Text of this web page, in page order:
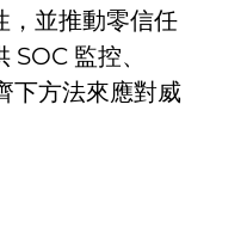
，並推動零信任
監控、
下方法來應對威